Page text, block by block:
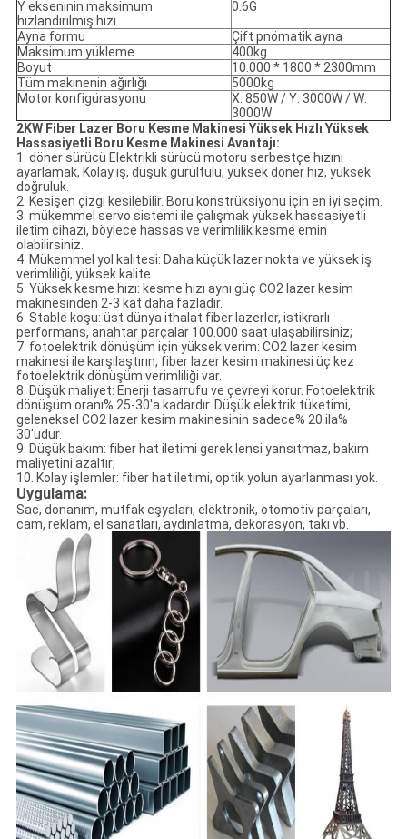
Y ekseninin maksimum
hızlandırılmış hızı
0.6G
Ayna formu
Çift pnömatik ayna
Maksimum yükleme
400kg
Boyut
10.000 * 1800 * 2300mm
Tüm makinenin ağırlığı
5000kg
Motor konfigürasyonu
X: 850W / Y: 3000W / W:
3000W
2KW Fiber Lazer Boru Kesme Makinesi Yüksek Hızlı Yüksek
Hassasiyetli Boru Kesme Makinesi Avantajı:
1. döner sürücü Elektrikli sürücü motoru serbestçe hızını
ayarlamak, Kolay iş, düşük gürültülü, yüksek döner hız, yüksek
doğruluk.
2. Kesişen çizgi kesilebilir. Boru konstrüksiyonu için en iyi seçim.
3. mükemmel servo sistemi ile çalışmak yüksek hassasiyetli
iletim cihazı, böylece hassas ve verimlilik kesme emin
olabilirsiniz.
4. Mükemmel yol kalitesi: Daha küçük lazer nokta ve yüksek iş
verimliliği, yüksek kalite.
5. Yüksek kesme hızı: kesme hızı aynı güç CO2 lazer kesim
makinesinden 2-3 kat daha fazladır.
6. Stable koşu: üst dünya ithalat fiber lazerler, istikrarlı
performans, anahtar parçalar 100.000 saat ulaşabilirsiniz;
7. fotoelektrik dönüşüm için yüksek verim: CO2 lazer kesim
makinesi ile karşılaştırın, fiber lazer kesim makinesi üç kez
fotoelektrik dönüşüm verimliliği var.
8. Düşük maliyet: Enerji tasarrufu ve çevreyi korur. Fotoelektrik
dönüşüm oranı% 25-30'a kadardır. Düşük elektrik tüketimi,
geleneksel CO2 lazer kesim makinesinin sadece% 20 ila%
30'udur.
9. Düşük bakım: fiber hat iletimi gerek lensi yansıtmaz, bakım
maliyetini azaltır;
10. Kolay işlemler: fiber hat iletimi, optik yolun ayarlanması yok.
Uygulama:
Sac, donanım, mutfak eşyaları, elektronik, otomotiv parçaları,
cam, reklam, el sanatları, aydınlatma, dekorasyon, takı vb.